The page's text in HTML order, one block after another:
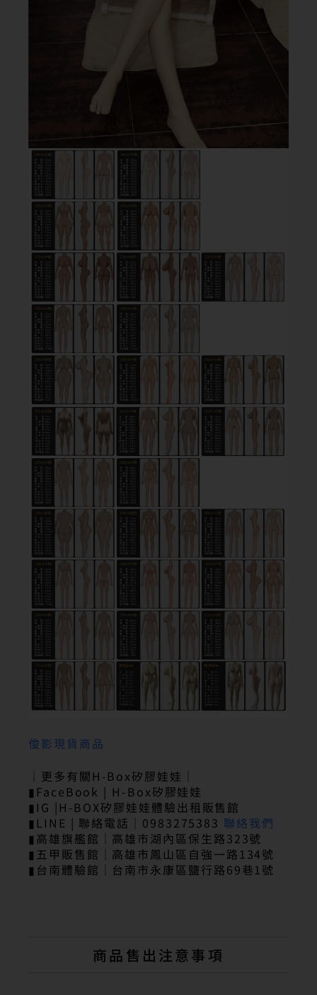
俊影現貨商品
｜更多有關H-Box矽膠娃娃｜
▮FaceBook | H-Box矽膠娃娃
▮IG |H-BOX矽膠娃娃體驗出租販售館
▮LINE | 聯絡電話｜0983275383 聯絡我們
▮高雄旗艦館｜高雄市湖內區保生路323號
▮五甲販售館｜高雄市鳳山區自強一路134號
▮台南體驗館｜台南市永康區鹽行路69巷1號
商品售出注意事項